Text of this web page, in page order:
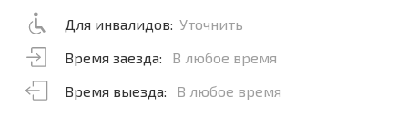
Для инвалидов: Уточнить
Время заезда:
В любое время
Время выезда:
В любое время